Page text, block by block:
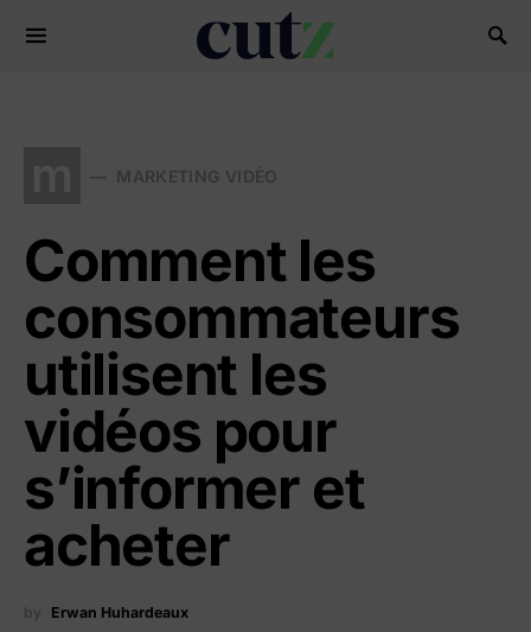
Search for:
MARKETING VIDÉO
Comment les
consommateurs
utilisent les
vidéos pour
s’informer et
acheter
by Erwan Huhardeaux